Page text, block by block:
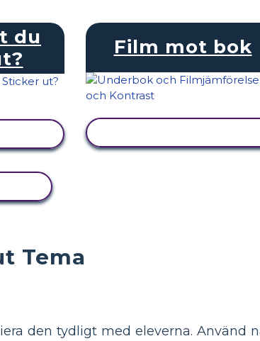
Tema
den tydligt med eleverna. Använd
du
Film mot bok